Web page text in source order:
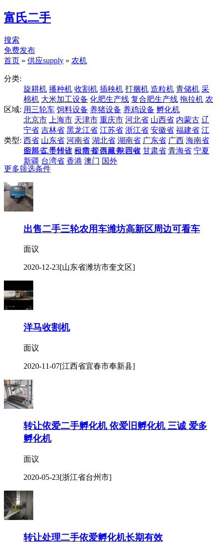
富氏二手
搜索
免费发布
首页 » 供应supply » 农机
分类:
旋耕机 播种机 收割机 插秧机 打捆机 造粒机 青储机 采
棉机 大米加工设备 化肥生产线 复合肥生产线 拖拉机 农
用三轮车 饲料设备 养猪设备 养鸡设备 孵化机
区域:
北京市
上海市 天津市 重庆市 河北省 山西省 内蒙古 辽
宁省 吉林省 黑龙江省 江苏省 浙江省 安徽省 福建省 江
西省 山东省 河南省 湖北省 湖南省 广东省 广西 海南省
四川省 贵州省 云南省 西藏 陕西省 甘肃省 青海省 宁夏
新疆 台湾省 香港 澳门 国外
类型:
全部 二手转让 租赁 提供服务 回收
更多筛选条件
出售二手三轮农用车潍坊高新区周边可看车
面议
2020-12-23[山东省潍坊市奎文区]
洋马收割机
面议
2020-11-07[江西省宜春市奉新县]
转让依爱二手孵化机 依爱旧孵化机 三诚 爱多
孵化机
面议
2020-05-23[浙江省台州市]
转让处理二手依爱孵化机长期有效